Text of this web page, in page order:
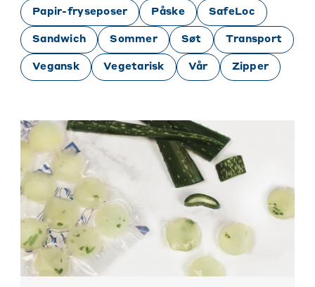
Papir-fryseposer Påske SafeLoc
Sandwich Sommer Søt Transport
Vegansk Vegetarisk Vår Zipper